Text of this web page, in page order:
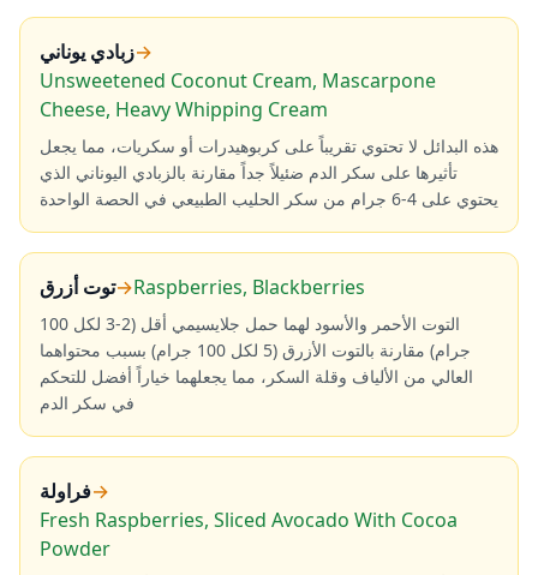
زبادي يوناني→
Unsweetened Coconut Cream, Mascarpone
Cheese, Heavy Whipping Cream
هذه البدائل لا تحتوي تقريباً على كربوهيدرات أو سكريات، مما يجعل
تأثيرها على سكر الدم ضئيلاً جداً مقارنة بالزبادي اليوناني الذي
يحتوي على 4-6 جرام من سكر الحليب الطبيعي في الحصة الواحدة
توت أزرق→Raspberries, Blackberries
التوت الأحمر والأسود لهما حمل جلايسيمي أقل (2-3 لكل 100
جرام) مقارنة بالتوت الأزرق (5 لكل 100 جرام) بسبب محتواهما
العالي من الألياف وقلة السكر، مما يجعلهما خياراً أفضل للتحكم
في سكر الدم
فراولة→
Fresh Raspberries, Sliced Avocado With Cocoa
Powder